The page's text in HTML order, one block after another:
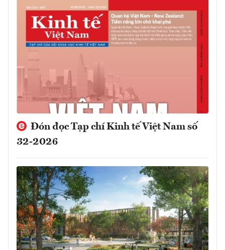
Đón đọc Tạp chí Kinh tế Việt Nam số
32-2026